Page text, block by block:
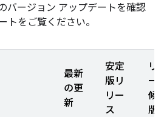
バージョン アップデートを確認
トをご覧ください。
最新
の更
新
安定
版リ
リー
ス
リ
ー
候
版